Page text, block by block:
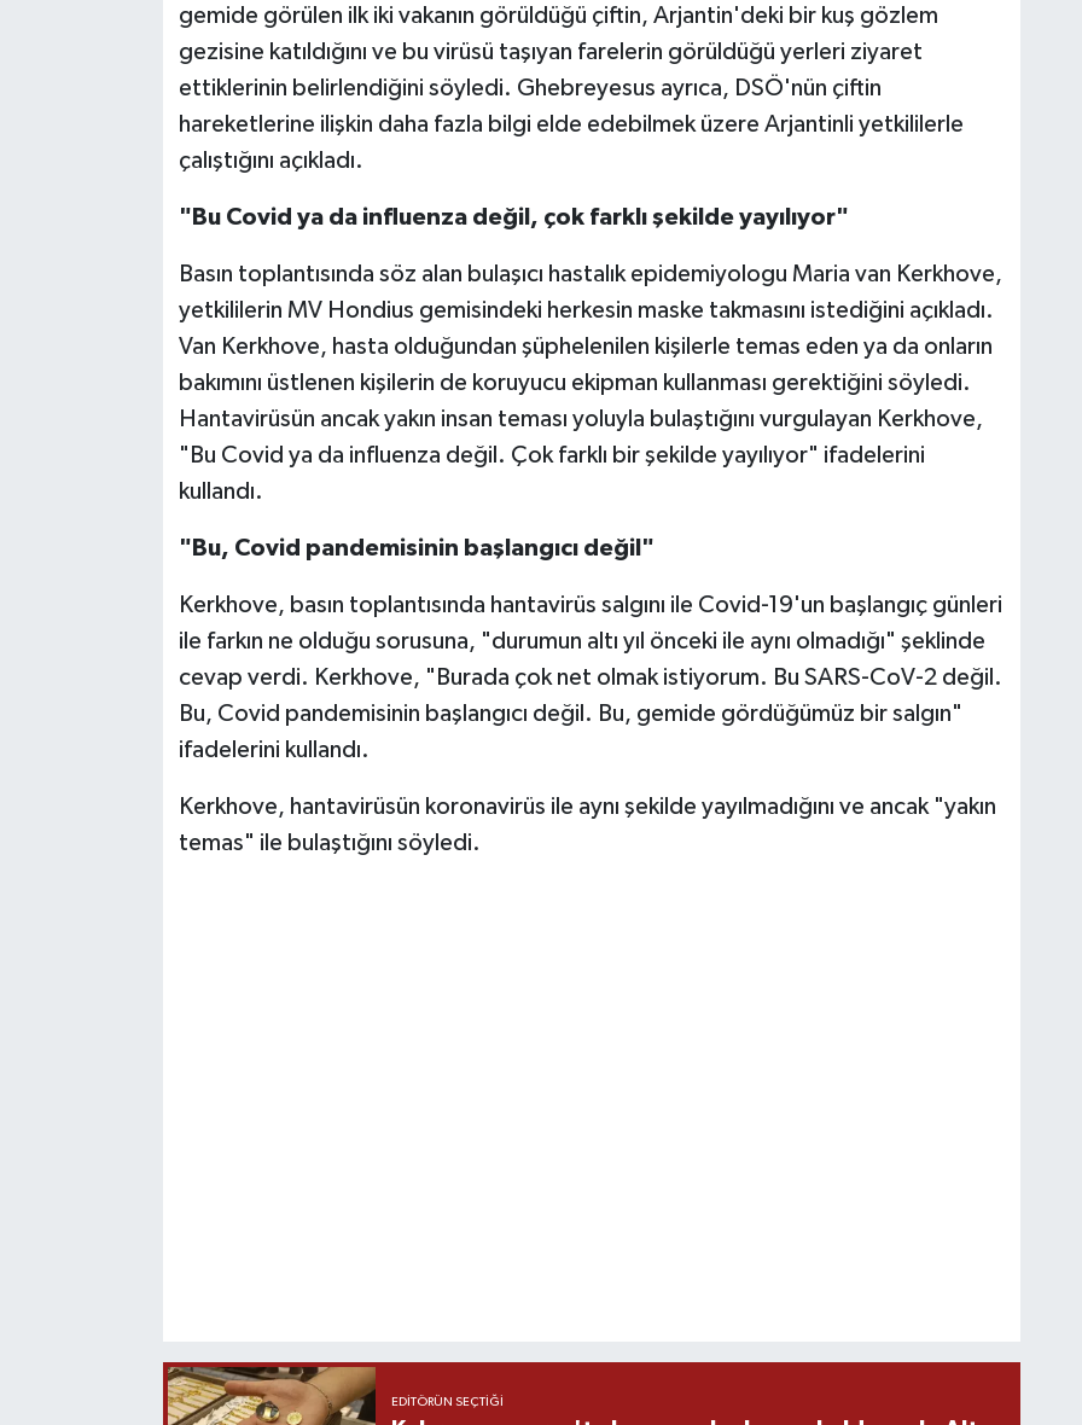
gemide görülen ilk iki vakanın görüldüğü çiftin, Arjantin'deki bir kuş gözlem
gezisine katıldığını ve bu virüsü taşıyan farelerin görüldüğü yerleri ziyaret
ettiklerinin belirlendiğini söyledi. Ghebreyesus ayrıca, DSÖ'nün çiftin
hareketlerine ilişkin daha fazla bilgi elde edebilmek üzere Arjantinli yetkililerle
çalıştığını açıkladı.
"Bu Covid ya da influenza değil, çok farklı şekilde yayılıyor"
Basın toplantısında söz alan bulaşıcı hastalık epidemiyologu Maria van Kerkhove,
yetkililerin MV Hondius gemisindeki herkesin maske takmasını istediğini açıkladı.
Van Kerkhove, hasta olduğundan şüphelenilen kişilerle temas eden ya da onların
bakımını üstlenen kişilerin de koruyucu ekipman kullanması gerektiğini söyledi.
Hantavirüsün ancak yakın insan teması yoluyla bulaştığını vurgulayan Kerkhove,
"Bu Covid ya da influenza değil. Çok farklı bir şekilde yayılıyor" ifadelerini
kullandı.
"Bu, Covid pandemisinin başlangıcı değil"
Kerkhove, basın toplantısında hantavirüs salgını ile Covid-19'un başlangıç günleri
ile farkın ne olduğu sorusuna, "durumun altı yıl önceki ile aynı olmadığı" şeklinde
cevap verdi. Kerkhove, "Burada çok net olmak istiyorum. Bu SARS-CoV-2 değil.
Bu, Covid pandemisinin başlangıcı değil. Bu, gemide gördüğümüz bir salgın"
ifadelerini kullandı.
Kerkhove, hantavirüsün koronavirüs ile aynı şekilde yayılmadığını ve ancak "yakın
temas" ile bulaştığını söyledi.
EDITÖRÜN SEÇTIĞI